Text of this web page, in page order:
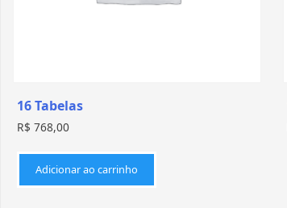
16 Tabelas
R$ 768,00
Adicionar ao carrinho